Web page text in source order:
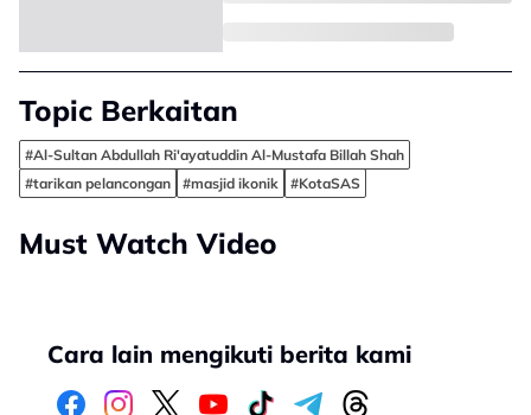
Topic Berkaitan
#Al-Sultan Abdullah Ri'ayatuddin Al-Mustafa Billah Shah
#tarikan pelancongan
#masjid ikonik #KotaSAS
Must Watch Video
Cara lain mengikuti berita kami